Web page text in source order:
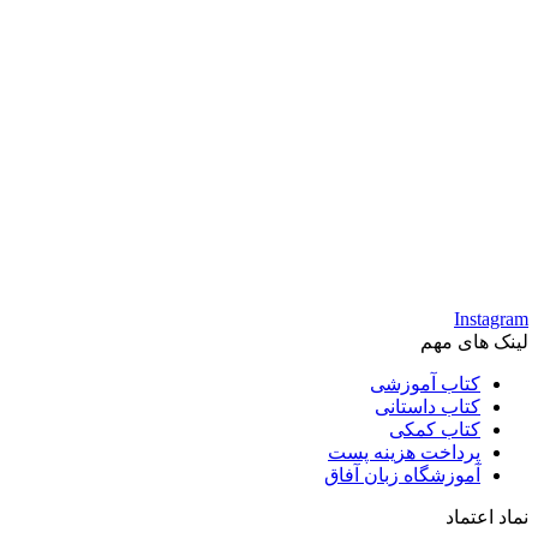
Instagram
لینک های مهم
کتاب آموزشی
کتاب داستانی
کتاب کمکی
پرداخت هزینه پست
آموزشگاه زبان آفاق
نماد اعتماد